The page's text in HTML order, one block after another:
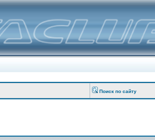
Поиск по сайту